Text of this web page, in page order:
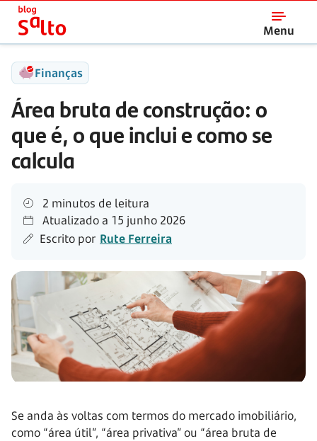
Menu
Salto
Finanças
Área bruta de construção: o
que é, o que inclui e como se
calcula
2 minutos de leitura
Atualizado a 15 junho 2026
Escrito por Rute Ferreira
Se anda às voltas com termos do mercado imobiliário,
como “área útil”, “área privativa” ou “área bruta de